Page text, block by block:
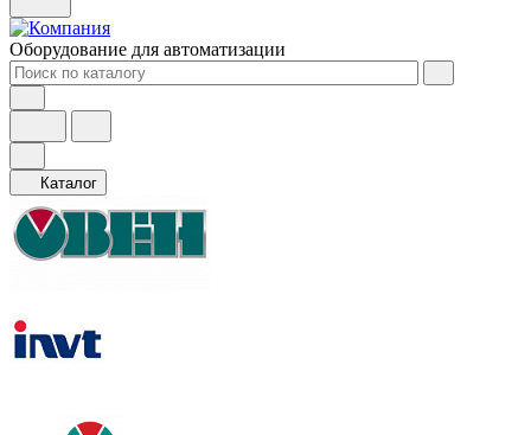
Оборудование для автоматизации
Каталог